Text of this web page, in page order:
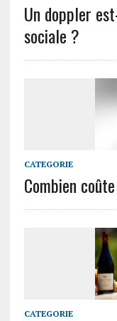
Un doppler
sociale ?
CATEGORIE
Combien
CATEGORIE